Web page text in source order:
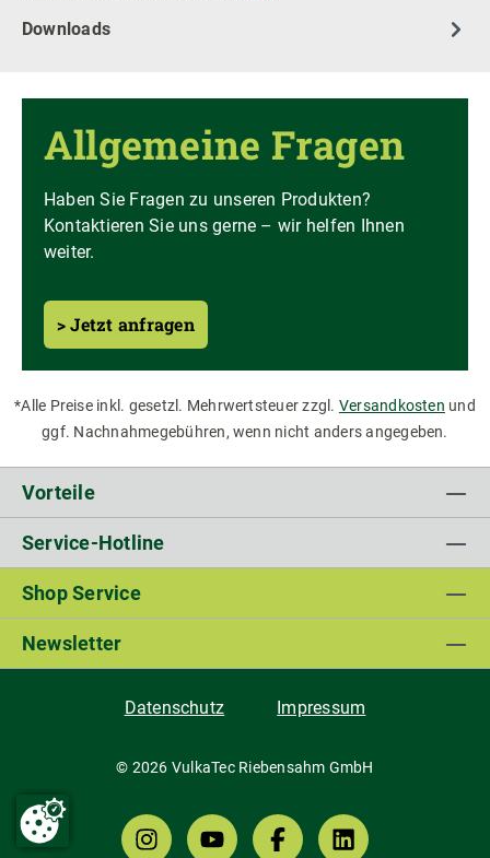
Downloads
Allgemeine Fragen
Haben Sie Fragen zu unseren Produkten?
Kontaktieren Sie uns gerne – wir helfen Ihnen
weiter.
> Jetzt anfragen
*Alle Preise inkl. gesetzl. Mehrwertsteuer zzgl. Versandkosten und
ggf. Nachnahmegebühren, wenn nicht anders angegeben.
Vorteile
Service-Hotline
Shop Service
Newsletter
Datenschutz Impressum
© 2026 VulkaTec Riebensahm GmbH